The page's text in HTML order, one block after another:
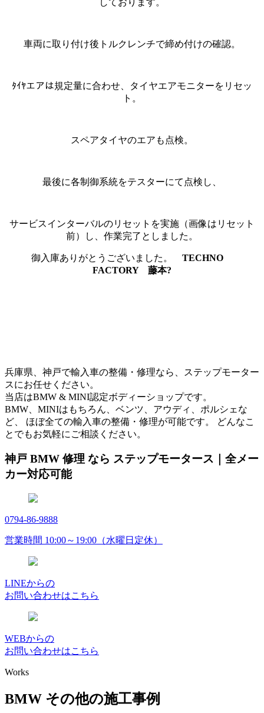
車両に取り付け後トルクレンチで締め付けの確認。
ﾀｲﾔエアは規定量に合わせ、タイヤエアモニターをリセッ
ト。
スペアタイヤのエアも点検。
最後に各制御系統をテスターにて点検し、
サービスインターバルのリセットを実施（画像はリセット
前）し、作業完了としました。
御入庫ありがとうございました。 TECHNO
FACTORY 藤本?
兵庫県、神戸で輸入車の整備・修理なら、ステップモーター
スにお任せください。
当店はBMW & MINI認定ボディーショップです。
BMW、MINIはもちろん、ベンツ、アウディ、ポルシェな
ど、 ほぼ全ての輸入車の整備・修理が可能です。 どんなこ
とでもお気軽にご相談ください。
神戸 BMW 修理 なら ステップモータース｜全メー
カー対応可能
0794-86-9888
営業時間 10:00～19:00（水曜日定休）
LINEからの
お問い合わせはこちら
WEBからの
お問い合わせはこちら
Works
BMW その他の施工事例